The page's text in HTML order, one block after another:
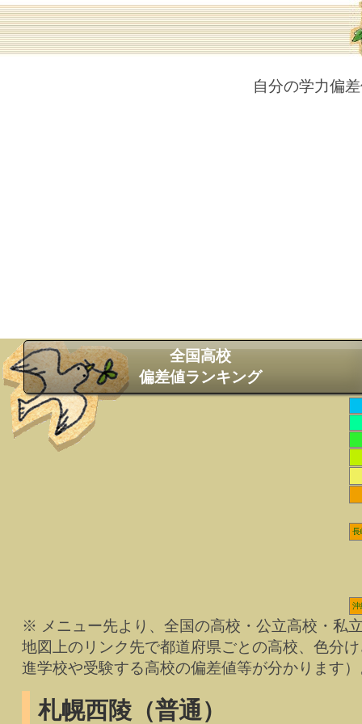
自分の学力偏
全国高校
偏差値ランキング
長
沖
※ メニュー先より、全国の高校・公立高校・私
地図上のリンク先で都道府県ごとの高校、色分
進学校や受験する高校の偏差値等が分かります
札幌西陵（普通）